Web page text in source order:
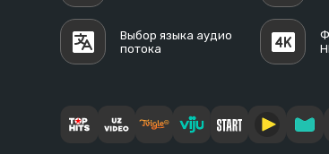
Выбор языка аудио
потока